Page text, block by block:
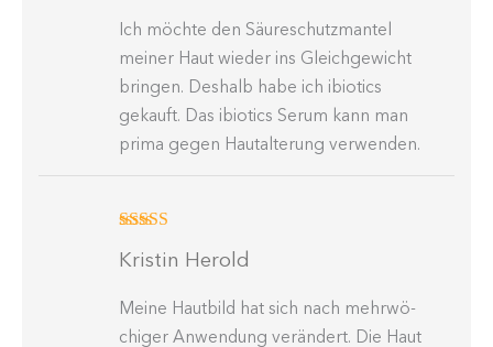
Ich möchte den Säure­schutz­mantel
meiner Haut wieder ins Gleich­ge­wicht
bringen. Deshalb habe ich ibiotics
gekauft. Das ibiotics Serum kann man
prima gegen Hautal­terung verwenden.
5von 5
Kristin Herold
Meine Hautbild hat sich nach mehrwö­
chiger Anwendung verändert. Die Haut